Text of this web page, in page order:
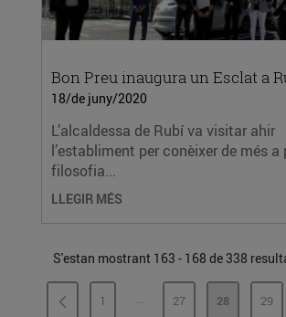
Bon Preu inaugura un Esclat a
18/de juny/2020
L’alcaldessa de Rubí va visitar ahir
l’establiment per conèixer de més a
filosofia...
LLEGIR MÉS
S'estan mostrant 163 - 168 de 338
PÀGINA
1 ...PÀGINES INTERMÈDIES
PÀGINA
27 PÀGINA
28 29